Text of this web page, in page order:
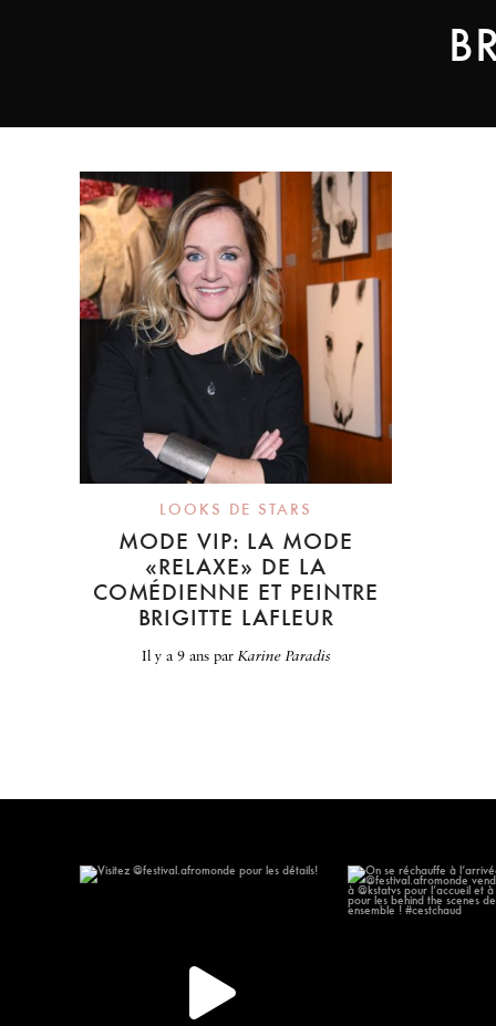
LOOKS DE STARS
MODE VIP: LA MODE
«RELAXE» DE LA
COMÉDIENNE ET PEINTRE
BRIGITTE LAFLEUR
il y a 9 anspar Karine Paradis
On se réchauffe à